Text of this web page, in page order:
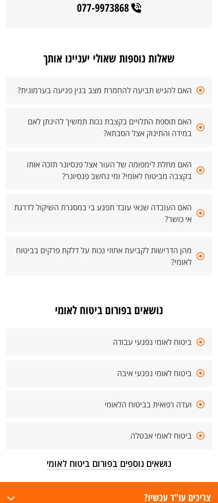
077-9973868
שאלות נוספות שאולי יעניינו אותך
האם להגיש תביעה להחמרת מצב בגין פגיעה בערמונית?
האם תוספת התלויים בקצבת נכות תמשיך להינתן לאם
במידה והתינוק אצל הסבתא?
האם מחלת לימפומה של העור אצל פנסיונר תזכה אותו
בקצבה מביטוח לאומי? ומי נחשב פנסיונר?
האם העובדה שנאי עובד תפגע בי במסגרת השיקול לדרגת
אי כושר?
מהן הדרישות לקביעת אחוזי נכות על דלקת פרקים בביטוח
לאומי?
נושאים בפורום ביטוח לאומי
ביטוח לאומי נפגעי עבודה
ביטוח לאומי נפגעי איבה
ועדה רפואית בביטוח הלאומי
ביטוח לאומי אבטלה
נושאים נוספים בפורום ביטוח לאומי
צריכים עו"ד עכשיו?